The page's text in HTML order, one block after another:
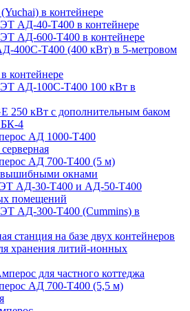
в контейнере
АД-40-Т400 в контейнере
АД-600-Т400 в контейнере
400С-Т400 (400 кВт) в 5-метровом
контейнере
АД-100С-Т400 100 кВт в
250 кВт с дополнительным баком
4
АД 1000-Т400
АД 700-Т400 (5 м)
окнами
АД-30-Т400 и АД-50-Т400
помещений
АД-300-Т400 (Cummins) в
станция на базе двух контейнеров
хранения литий-ионных
для частного коттеджа
АД 700-Т400 (5,5 м)